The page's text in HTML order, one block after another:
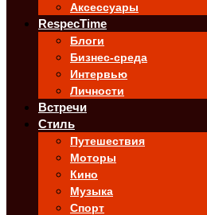
Аксессуары
RespecTime
Блоги
Бизнес-среда
Интервью
Личности
Встречи
Стиль
Путешествия
Моторы
Кино
Музыка
Спорт